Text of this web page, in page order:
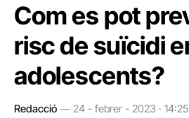
Com es pot
risc de suïcidi
adolescents?
Redacció 24 - febrer - 2023 · 14:25